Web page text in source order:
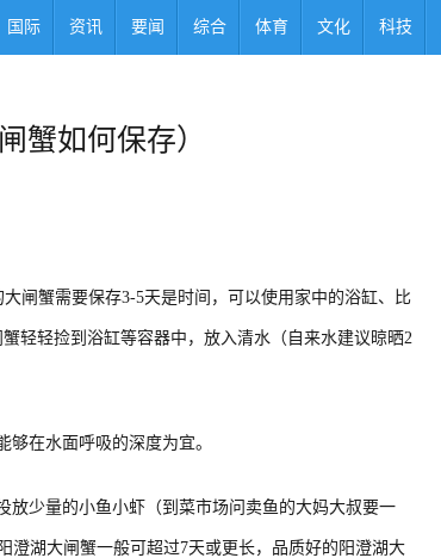
国际 资讯 要闻 综合 体育 文化 科技
蟹如何保存）
蟹需要保存3-5天是时间，可以使用家中的浴缸、比
轻捡到浴缸等容器中，放入清水（自来水建议晾晒2
在水面呼吸的深度为宜。
少量的小鱼小虾（到菜市场问卖鱼的大妈大叔要一
湖大闸蟹一般可超过7天或更长，品质好的阳澄湖大